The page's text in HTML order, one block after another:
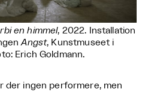
en himmel, 2022. Installation
Angst, Kunstmuseet i
Erich Goldmann.
der ingen performere, men